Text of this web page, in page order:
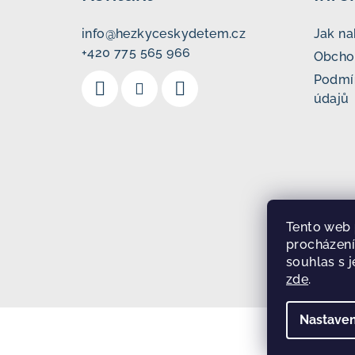
Tento
souhlas s
zde.
info@hezkyceskydetem.cz
+420 775 565 966
Jak
údajů